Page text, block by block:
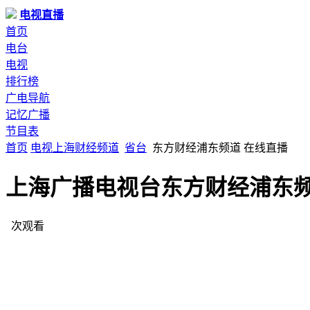
电视直播
首页
电台
电视
排行榜
广电导航
记忆广播
节目表
首页 电视 上海财经频道 省台 东方财经浦东频道 在线直播
上海广播电视台东方财经浦东
次观看